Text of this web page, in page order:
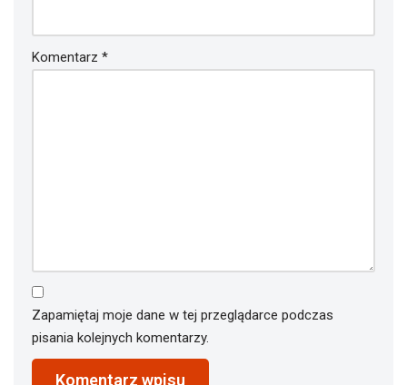
Komentarz *
Zapamiętaj moje dane w tej przeglądarce podczas
pisania kolejnych komentarzy.